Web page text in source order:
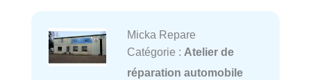
Micka Repare
Catégorie : Atelier de
réparation automobile